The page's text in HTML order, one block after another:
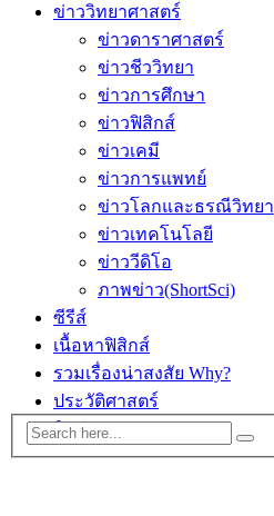
ข่าววิทยาศาสตร์
ข่าวดาราศาสตร์
ข่าวชีววิทยา
ข่าวการศึกษา
ข่าวฟิสิกส์
ข่าวเคมี
ข่าวการแพทย์
ข่าวโลกและธรณีวิทยา
ข่าวเทคโนโลยี
ข่าววีดิโอ
ภาพข่าว(ShortSci)
ซีรีส์
เนื้อหาฟิสิกส์
รวมเรื่องน่าสงสัย Why?
ประวัติศาสตร์
ติดต่อ